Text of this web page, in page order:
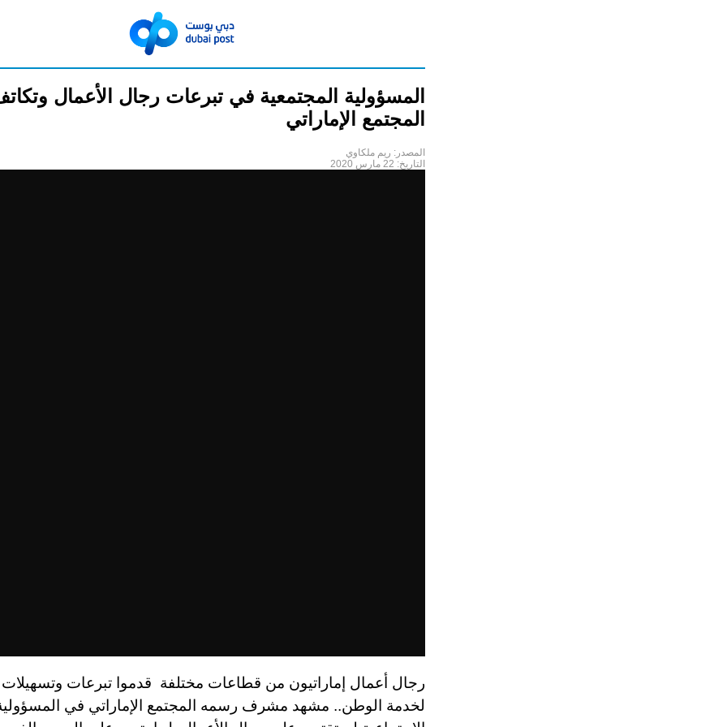
المسؤولية المجتمعية في تبرعات رجال الأعمال
المجتمع الإماراتي
المصدر: ريم ملكاوي
التاريخ: 22 مارس 2020
رجال أعمال إماراتيون من قطاعات مختلفة قدموا تبرعات
لخدمة الوطن.. مشهد مشرف رسمه المجتمع الإماراتي في